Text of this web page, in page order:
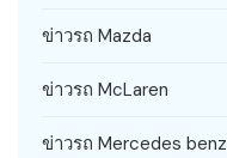
ข่าวรถ Mazda
ข่าวรถ McLaren
ข่าวรถ Mercedes benz